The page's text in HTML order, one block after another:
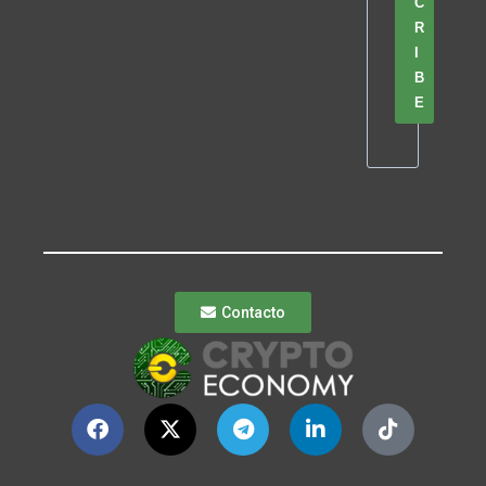
R
B
E
Contacto